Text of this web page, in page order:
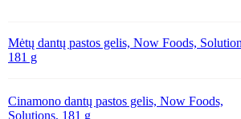
Mėtų dantų pastos gelis, Now Foods,
181 g
Cinamono dantų pastos gelis, Now Foods,
Solutions, 181 g